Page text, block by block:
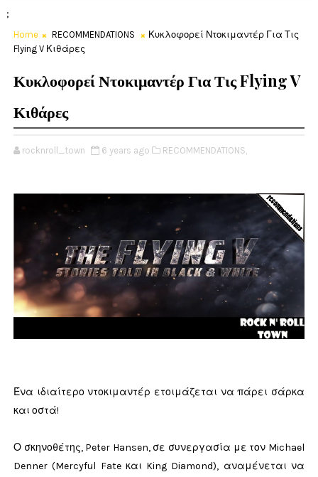
;
Home RECOMMENDATIONS
Κυκλοφορεί Ντοκιμαντέρ Για Τις
Flying V Κιθάρες
Κυκλοφορεί Ντοκιμαντέρ Για Τις Flying V
Κιθάρες
rocknroll_town 6 years ago RECOMMENDATIONS,
Ένα ιδιαίτερο ντοκιμαντέρ ετοιμάζεται να πάρει σάρκα
και οστά!
Ο σκηνοθέτης, Peter Hansen, σε συνεργασία με τον Michael
Denner (Mercyful Fate και King Diamond), αναμένεται να